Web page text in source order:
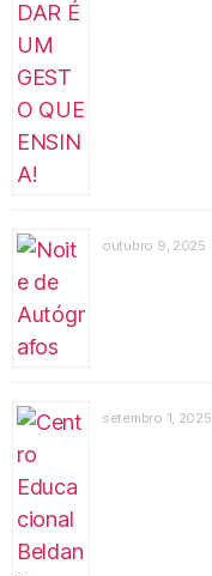
outubro 9, 2025
setembro 1, 2025